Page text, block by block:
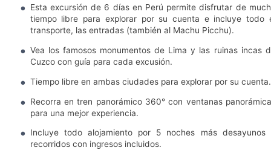
Esta excursión de 6 días en Perú permite disfrutar de
tiempo libre para explorar por su cuenta e incluye todo
transporte, las entradas (también al Machu Picchu).
Vea los famosos monumentos de Lima y las ruinas incas
Cuzco con guía para cada excusión.
Tiempo libre en ambas ciudades para explorar por su cuenta.
Recorra en tren panorámico 360° con ventanas
para una mejor experiencia.
Incluye todo alojamiento por 5 noches más desayunos
recorridos con ingresos incluidos.